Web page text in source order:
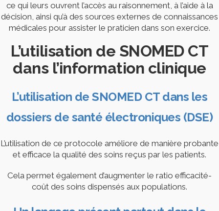
ce qui leurs ouvrent l’accès au raisonnement, à l’aide à la
décision, ainsi qu’à des sources externes de connaissances
médicales pour assister le praticien dans son exercice.
L’utilisation de SNOMED CT
dans l’information clinique
L’utilisation de SNOMED CT dans les
dossiers de santé électroniques (DSE)
L’utilisation de ce protocole améliore de manière probante
et efficace la qualité des soins reçus par les patients.
Cela permet également d’augmenter le ratio efficacité-
coût des soins dispensés aux populations.